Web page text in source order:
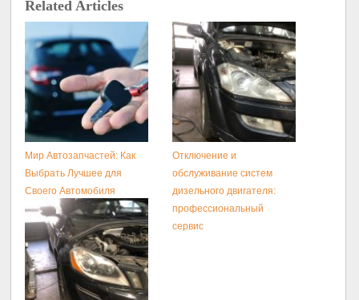
Related Articles
Мир Автозапчастей: Как
Выбрать Лучшее для
Своего Автомобиля
Отключение и
обслуживание систем
дизельного двигателя:
профессиональный
сервис